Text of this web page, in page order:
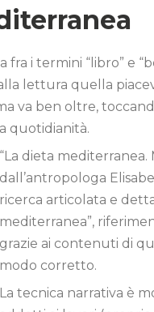
fra i termini “libro” e
lettura quella
va ben oltre,
quotidianità.
“La dieta mediterranea.
dall’antropologa
ricerca articolata e
mediterranea”,
grazie ai contenuti di
modo corretto.
La tecnica narrativa è